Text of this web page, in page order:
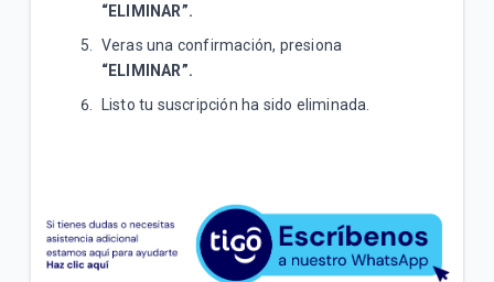
“ELIMINAR”.
Veras una confirmación, presiona
“ELIMINAR”.
Listo tu suscripción ha sido eliminada.